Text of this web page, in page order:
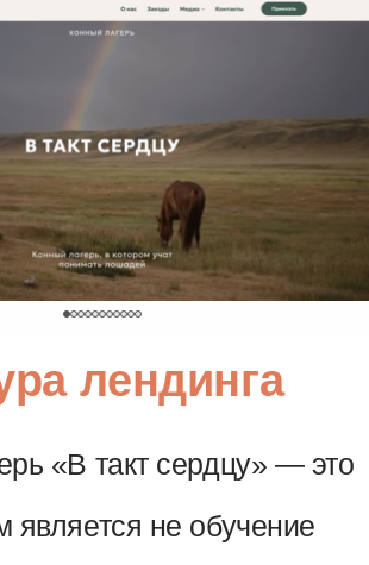
лендинга
«В такт сердцу» — это
является не обучение